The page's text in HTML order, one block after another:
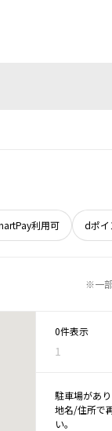
利用可 dポイ
※一
0件表示
1
駐車場があり
地名/住所で
い。